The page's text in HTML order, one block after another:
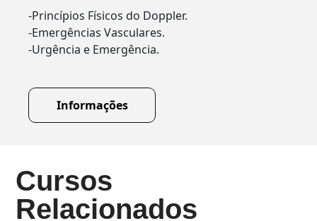
-Princípios Físicos do Doppler.
-Emergências Vasculares.
-Urgência e Emergência.
Informações
Cursos
Relacionados